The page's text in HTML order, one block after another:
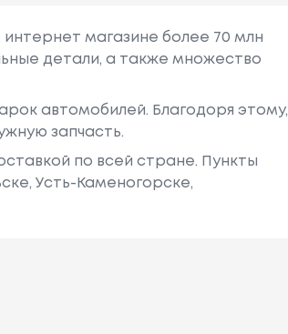
магазине более 70 млн
детали, а также множество
автомобилей. Благодоря этому,
запчасть.
по всей стране. Пункты
Усть-Каменогорске,